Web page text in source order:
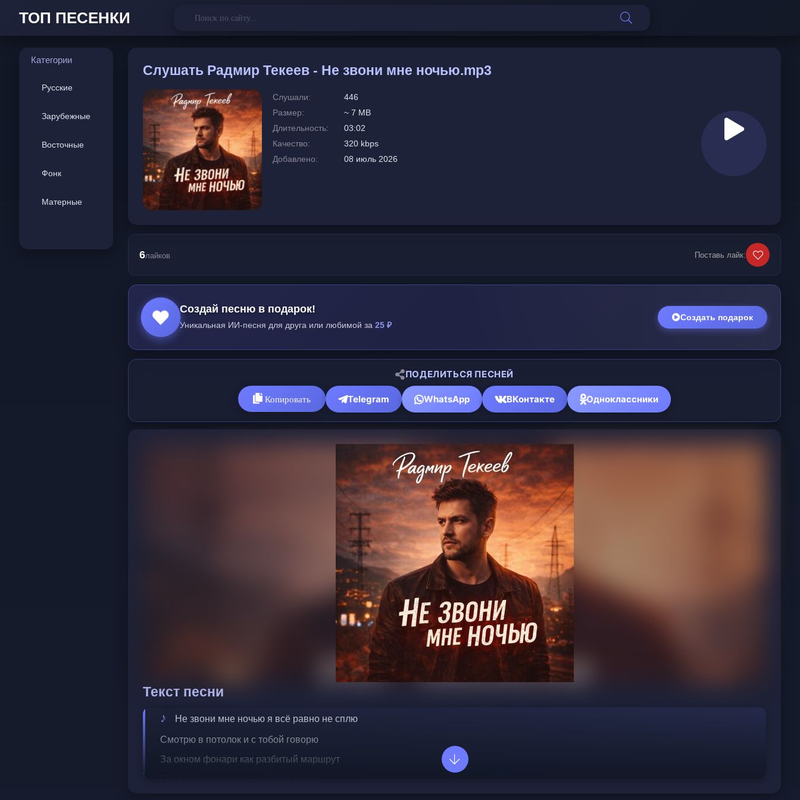
ТОП ПЕСЕНКИ
Категории
Русские
Зарубежные
Восточные
Фонк
Матерные
Слушать Радмир Текеев - Не звони мне ночью.mp3
Слушали:
446
Размер:
~ 7 MB
Длительность:
03:02
Качество:
320 kbps
Добавлено:
08 июль 2026
6лайков Поставь лайк:
Создай песню в подарок!
Уникальная ИИ-песня для друга или любимой за 25 ₽
Создать подарок
ПОДЕЛИТЬСЯ ПЕСНЕЙ
Копировать Telegram WhatsApp ВКонтакте Одноклассники
Текст песни
Не звони мне ночью я всё равно не сплю
Смотрю в потолок и с тобой говорю
За окном фонари как разбитый маршрут